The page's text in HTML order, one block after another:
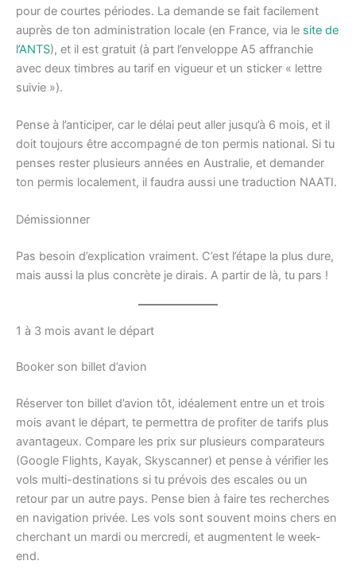
pour de courtes périodes. La demande se fait facilement
auprès de ton administration locale (en France, via le site de
l’ANTS), et il est gratuit (à part l’enveloppe A5 affranchie
avec deux timbres au tarif en vigueur et un sticker « lettre
suivie »).
Pense à l’anticiper, car le délai peut aller jusqu’à 6 mois, et il
doit toujours être accompagné de ton permis national. Si tu
penses rester plusieurs années en Australie, et demander
ton permis localement, il faudra aussi une traduction NAATI.
Démissionner
Pas besoin d’explication vraiment. C’est l’étape la plus dure,
mais aussi la plus concrète je dirais. A partir de là, tu pars !
1 à 3 mois avant le départ
Booker son billet d’avion
Réserver ton billet d’avion tôt, idéalement entre un et trois
mois avant le départ, te permettra de profiter de tarifs plus
avantageux. Compare les prix sur plusieurs comparateurs
(Google Flights, Kayak, Skyscanner) et pense à vérifier les
vols multi-destinations si tu prévois des escales ou un
retour par un autre pays. Pense bien à faire tes recherches
en navigation privée. Les vols sont souvent moins chers en
cherchant un mardi ou mercredi, et augmentent le week-
end.